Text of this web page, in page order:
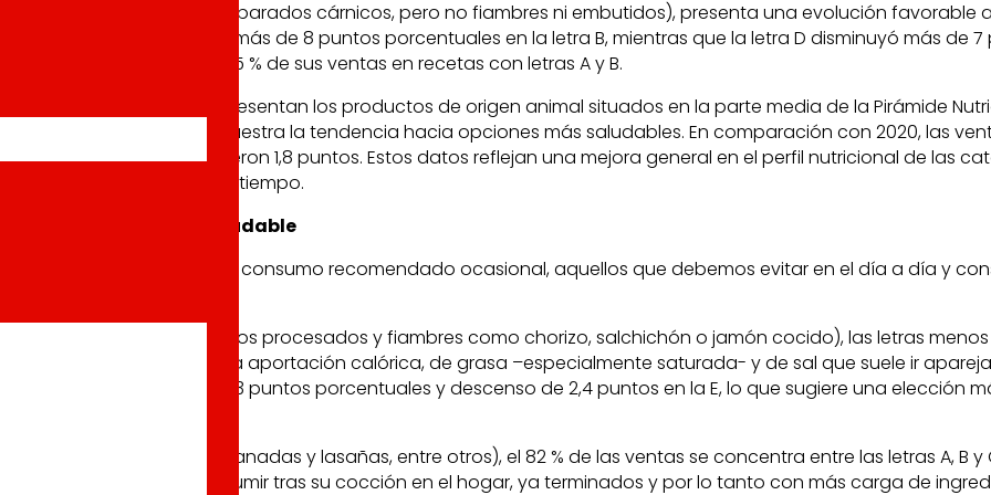
y rojas y platos preparados cárnicos, pero no fiambres ni embutidos), presenta una evolución favorable a
Destaca el incremento de más de 8 puntos porcentuales en la letra B, mientras que la letra D disminuyó más de
de carne alcanzaron el 65 % de sus ventas en recetas con letras A y B.
y carne, que representan los productos de origen animal situados en la parte media de la Pirámide
las letras A y B, lo que muestra la tendencia hacia opciones más saludables. En comparación con 2020, las
con la C disminuyeron 1,8 puntos. Estos datos reflejan una mejora general en el perfil nutricional de las
a la mejora en el tiempo.
de Alimentación Saludable
los grupos de alimentos de consumo recomendado ocasional, aquellos que debemos evitar en el día a día y
por productos cárnicos procesados y fiambres como chorizo, salchichón o jamón cocido), las letras
es congruente con la alta aportación calórica, de grasa –especialmente saturada- y de sal que suele ir
en la letra B de casi 3 puntos porcentuales y descenso de 2,4 puntos en la E, lo que sugiere una elección
como pizzas, empanadas y lasañas, entre otros), el 82 % de las ventas se concentra entre las letras A, B
listas para consumir tras su cocción en el hogar, ya terminados y por lo tanto con más carga de